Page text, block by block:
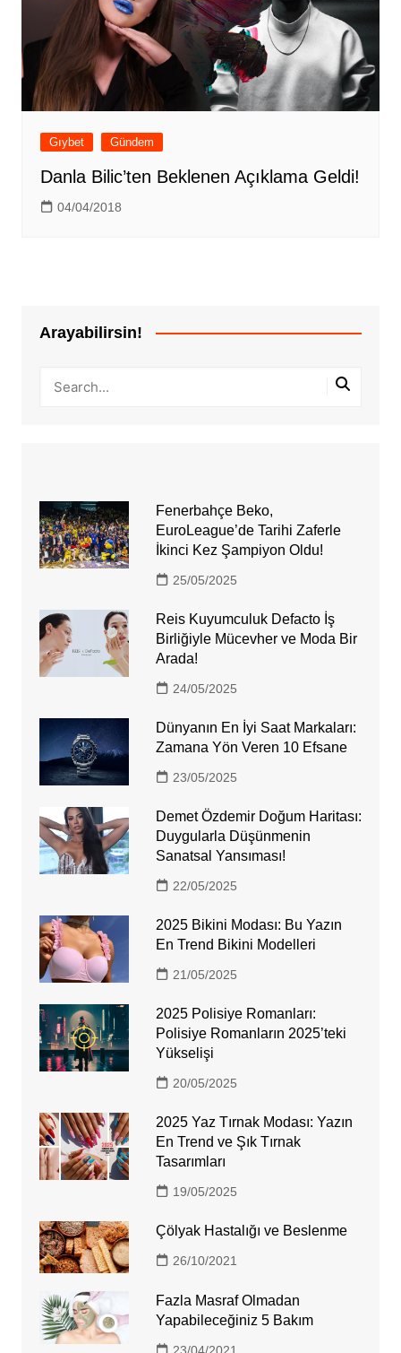
Gıybet Gündem
Danla Bilic’ten Beklenen Açıklama Geldi!
04/04/2018
Arayabilirsin!
Fenerbahçe Beko,
EuroLeague’de Tarihi Zaferle
İkinci Kez Şampiyon Oldu!
25/05/2025
Reis Kuyumculuk Defacto İş
Birliğiyle Mücevher ve Moda Bir
Arada!
24/05/2025
Dünyanın En İyi Saat Markaları:
Zamana Yön Veren 10 Efsane
23/05/2025
Demet Özdemir Doğum Haritası:
Duygularla Düşünmenin
Sanatsal Yansıması!
22/05/2025
2025 Bikini Modası: Bu Yazın
En Trend Bikini Modelleri
21/05/2025
2025 Polisiye Romanları:
Polisiye Romanların 2025’teki
Yükselişi
20/05/2025
2025 Yaz Tırnak Modası: Yazın
En Trend ve Şık Tırnak
Tasarımları
19/05/2025
Çölyak Hastalığı ve Beslenme
26/10/2021
Fazla Masraf Olmadan
Yapabileceğiniz 5 Bakım